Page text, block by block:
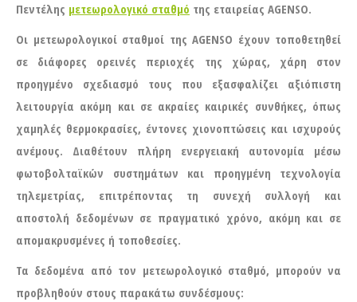
Πεντέλης μετεωρολογικό σταθμό της εταιρείας AGENSO.
Οι μετεωρολογικοί σταθμοί της AGENSO έχουν τοποθετηθεί
σε διάφορες ορεινές περιοχές της χώρας, χάρη στον
προηγμένο σχεδιασμό τους που εξασφαλίζει αξιόπιστη
λειτουργία ακόμη και σε ακραίες καιρικές συνθήκες, όπως
χαμηλές θερμοκρασίες, έντονες χιονοπτώσεις και ισχυρούς
ανέμους. Διαθέτουν πλήρη ενεργειακή αυτονομία μέσω
φωτοβολταϊκών συστημάτων και προηγμένη τεχνολογία
τηλεμετρίας, επιτρέποντας τη συνεχή συλλογή και
αποστολή δεδομένων σε πραγματικό χρόνο, ακόμη και σε
απομακρυσμένες ή τοποθεσίες.
Τα δεδομένα από τον μετεωρολογικό σταθμό, μπορούν να
προβληθούν στους παρακάτω συνδέσμους: